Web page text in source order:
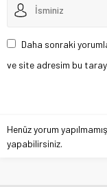
Daha sonraki
ve site adresim bu
Henüz yorum
yapabilirsiniz.